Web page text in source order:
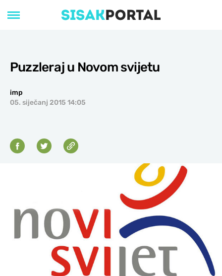
Puzzleraj u Novom svijetu
imp
05. siječanj 2015 14:05